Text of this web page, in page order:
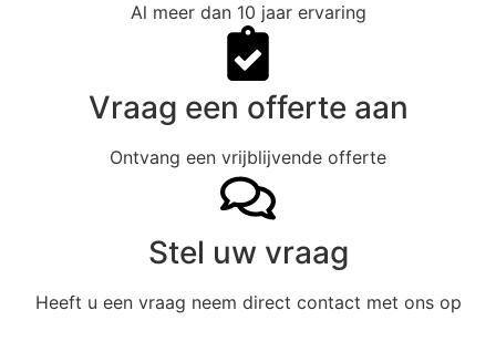
Al meer dan 10 jaar ervaring
Vraag een offerte aan
Ontvang een vrijblijvende offerte
Stel uw vraag
Heeft u een vraag neem direct contact met ons op